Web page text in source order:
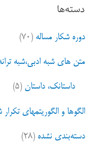
ج
ب
ا
دسته‌ها
دوره شکار مساله (۷۰)
متن های شبه ادبی،شبه
داستانک، داستان (۵)
الگوها و الگوریتمهای
دسته‌بندی نشده (۲۸)